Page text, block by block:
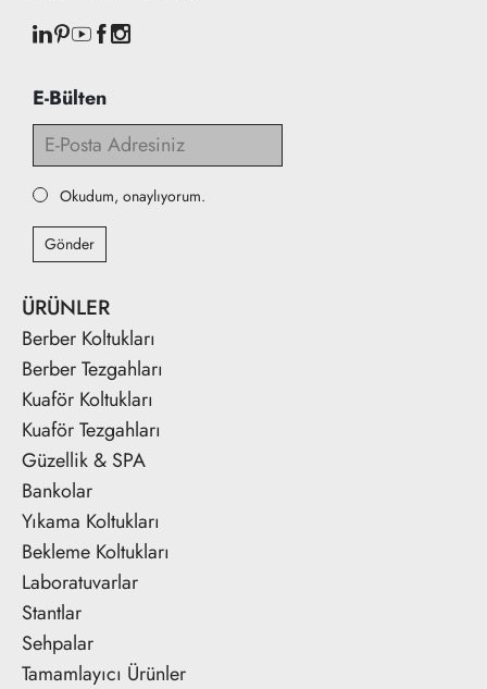
E-Bülten
Okudum, onaylıyorum.
Gönder
ÜRÜNLER
Berber Koltukları
Berber Tezgahları
Kuaför Koltukları
Kuaför Tezgahları
Güzellik & SPA
Bankolar
Yıkama Koltukları
Bekleme Koltukları
Laboratuvarlar
Stantlar
Sehpalar
Tamamlayıcı Ürünler